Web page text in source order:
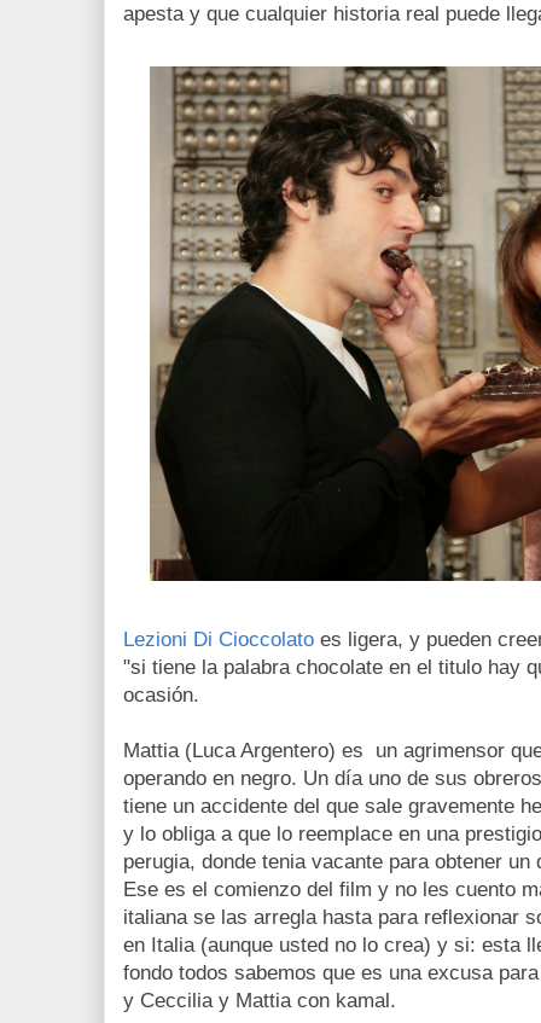
apesta y que cualquier historia real puede
Lezioni Di Cioccolato es ligera, y pueden
"si tiene la palabra chocolate en el titulo hay
ocasión.
Mattia (Luca Argentero) es un agrimensor
operando en negro. Un día uno de sus
tiene un accidente del que sale gravemente
y lo obliga a que lo reemplace en una
perugia, donde tenia vacante para obtener
Ese es el comienzo del film y no les cuento
italiana se las arregla hasta para reflexionar
en Italia (aunque usted no lo crea) y si: esta
fondo todos sabemos que es una excusa
y Ceccilia y Mattia con kamal.